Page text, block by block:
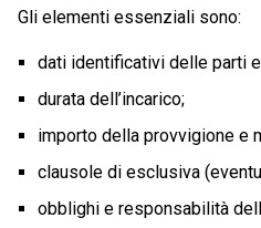
Gli elementi essenziali sono:
dati identificativi delle parti
durata dell’incarico;
importo della provvigione e
clausole di esclusiva
obblighi e responsabilità